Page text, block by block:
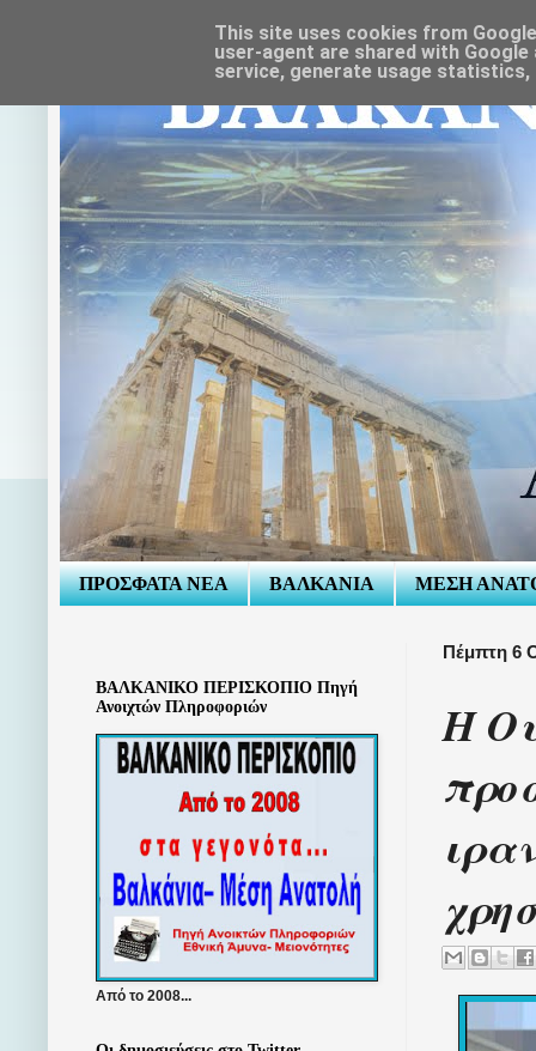
ΠΡΟΣΦΑΤΑ ΝΕΑ ΒΑΛΚΑΝΙΑ ΜΕΣΗ
Πέμπτη 6
Η
ΒΑΛΚΑΝΙΚΟ ΠΕΡΙΣΚΟΠΙΟ Πηγή
Ανοιχτών Πληροφοριών
Από το 2008...
This site uses cookies from
user-agent are shared with
service, generate usage statistics,